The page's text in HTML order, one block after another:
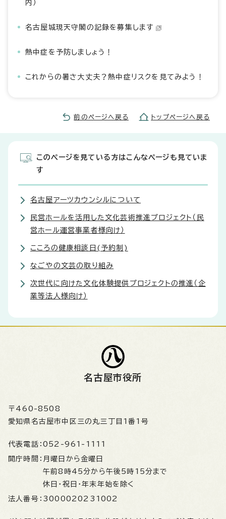
内）
名古屋城現天守閣の記録を募集します
熱中症を予防しましょう！
これからの暑さ大丈夫？熱中症リスクを見てみよう！
前のページへ戻る トップページへ戻る
このページを見ている方はこんなページも見ていま
す
名古屋アーツカウンシルについて
民営ホールを活用した文化芸術推進プロジェクト（民
営ホール運営事業者様向け）
こころの健康相談日(予約制)
なごやの文芸の取り組み
次世代に向けた文化体験提供プロジェクトの推進（企
業等法人様向け）
名古屋市役所
〒460-8508
愛知県名古屋市中区三の丸三丁目1番1号
代表電話： 052-961-1111
開庁時間： 月曜日から金曜日
午前8時45分から午後5時15分まで
休日・祝日・年末年始を除く
法人番号： 3000020231002